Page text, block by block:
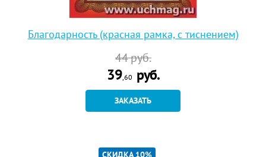
Благодарность (красная рамка, с тиснением)
44руб.
39,60 руб.
ЗАКАЗАТЬ
СКИДКА 10%